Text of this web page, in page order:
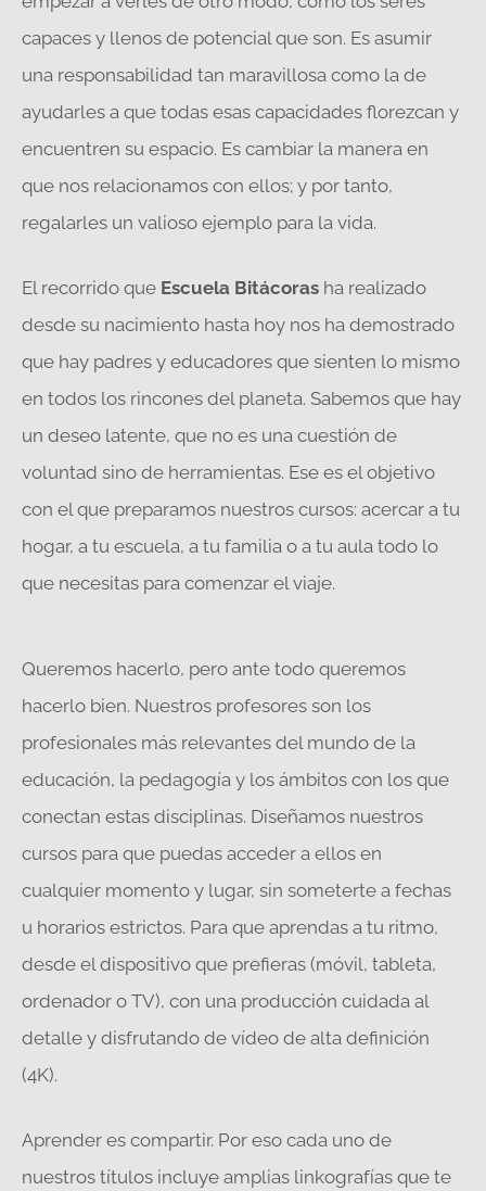
capaces y llenos de potencial que son. Es asumir
una responsabilidad tan maravillosa como la de
ayudarles a que todas esas capacidades florezcan y
encuentren su espacio. Es cambiar la manera en
que nos relacionamos con ellos; y por tanto,
regalarles un valioso ejemplo para la vida.
El recorrido que Escuela Bitácoras ha realizado
desde su nacimiento hasta hoy nos ha demostrado
que hay padres y educadores que sienten lo mismo
en todos los rincones del planeta. Sabemos que hay
un deseo latente, que no es una cuestión de
voluntad sino de herramientas. Ese es el objetivo
con el que preparamos nuestros cursos: acercar a tu
hogar, a tu escuela, a tu familia o a tu aula todo lo
que necesitas para comenzar el viaje.
Queremos hacerlo, pero ante todo queremos
hacerlo bien. Nuestros profesores son los
profesionales más relevantes del mundo de la
educación, la pedagogía y los ámbitos con los que
conectan estas disciplinas. Diseñamos nuestros
cursos para que puedas acceder a ellos en
cualquier momento y lugar, sin someterte a fechas
u horarios estrictos. Para que aprendas a tu ritmo,
desde el dispositivo que prefieras (móvil, tableta,
ordenador o TV), con una producción cuidada al
detalle y disfrutando de vídeo de alta definición
(4K).
Aprender es compartir. Por eso cada uno de
nuestros títulos incluye amplias linkografías que te